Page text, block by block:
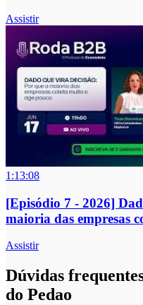
Assistir
1:13:08
[Episódio 7 - 2026]
maioria das empresas
Assistir
Dúvidas
do Pedao